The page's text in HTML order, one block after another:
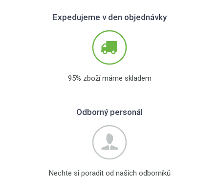
Expedujeme v den objednávky
95% zboží máme skladem
Odborný personál
Nechte si poradit od našich odborníků